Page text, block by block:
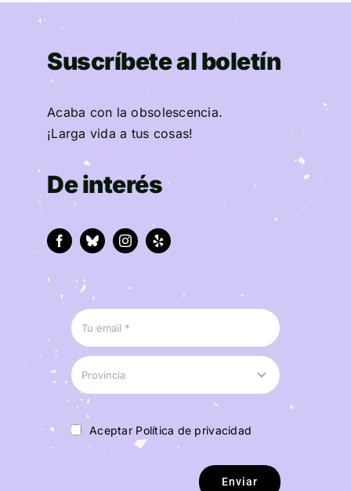
Suscríbete al boletín
Acaba con la obsolescencia.
¡Larga vida a tus cosas!
De interés
Aceptar Política de privacidad
Enviar